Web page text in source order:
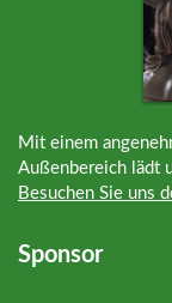
Mit einem
Außenbereich lädt
Besuchen Sie uns
Sponsor